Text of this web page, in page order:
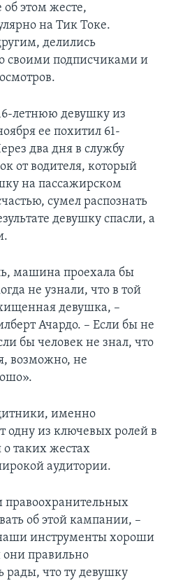
этом жесте,
на Тик Токе.
делились
своими подписчиками и
летнюю девушку из
ее похитил 61-
два дня в службу
от водителя, который
на пассажирском
сумел распознать
девушку спасли, а
машина проехала бы
не узнали, что в той
девушка, –
Ачардо. – Если бы не
бы человек не знал, что
возможно, не
именно
одну из ключевых ролей в
таких жестах
аудитории.
правоохранительных
об этой кампании, –
инструменты хороши
они правильно
рады, что ту девушку